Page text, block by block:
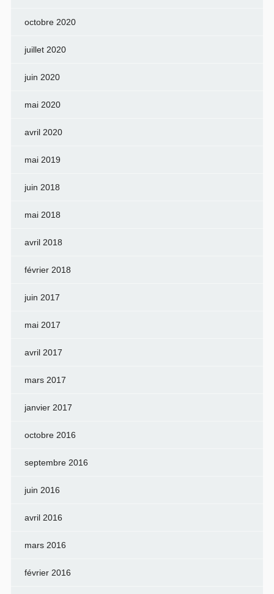
octobre 2020
juillet 2020
juin 2020
mai 2020
avril 2020
mai 2019
juin 2018
mai 2018
avril 2018
février 2018
juin 2017
mai 2017
avril 2017
mars 2017
janvier 2017
octobre 2016
septembre 2016
juin 2016
avril 2016
mars 2016
février 2016